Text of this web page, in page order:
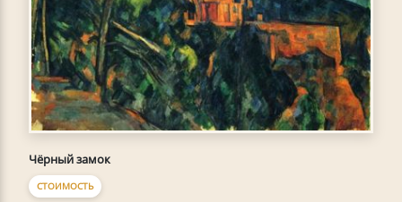
Чёрный замок
СТОИМОСТЬ